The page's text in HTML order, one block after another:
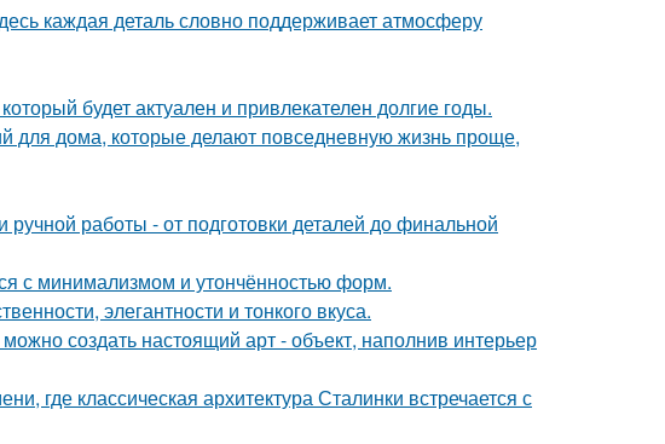
каждая деталь словно поддерживает атмосферу
будет актуален и привлекателен долгие годы.
дома, которые делают повседневную жизнь проще,
работы - от подготовки деталей до финальной
с минимализмом и утончённостью форм.
элегантности и тонкого вкуса.
создать настоящий арт - объект, наполнив интерьер
где классическая архитектура Сталинки встречается с